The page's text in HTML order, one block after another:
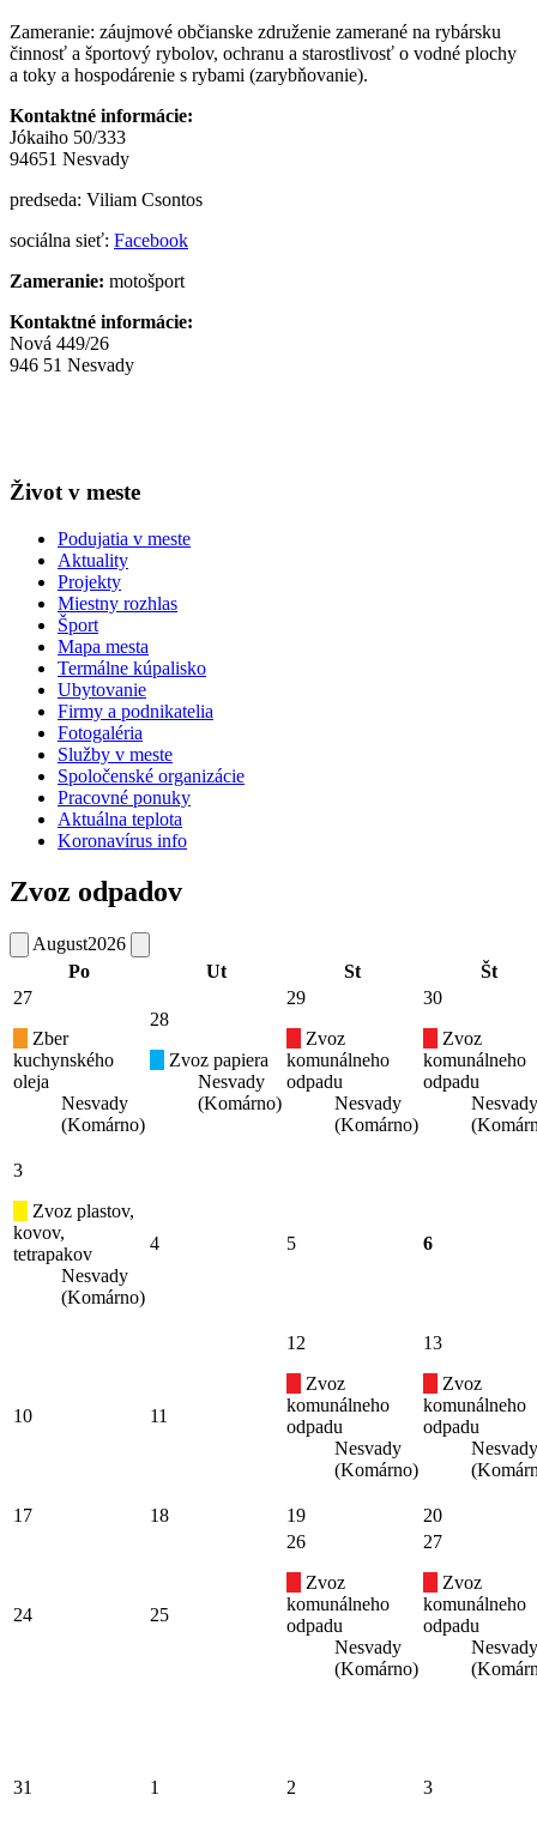
Zameranie: záujmové občianske združenie zamerané na rybársku
činnosť a športový rybolov, ochranu a starostlivosť o vodné plochy
a toky a hospodárenie s rybami (zarybňovanie).
Kontaktné informácie:
Jókaiho 50/333
94651 Nesvady
predseda: Viliam Csontos
sociálna sieť: Facebook
Zameranie: motošport
Kontaktné informácie:
Nová 449/26
946 51 Nesvady
Život v meste
Podujatia v meste
Aktuality
Projekty
Miestny rozhlas
Šport
Mapa mesta
Termálne kúpalisko
Ubytovanie
Firmy a podnikatelia
Fotogaléria
Služby v meste
Spoločenské organizácie
Pracovné ponuky
Aktuálna teplota
Koronavírus info
Zvoz odpadov
August2026
Po
Ut St
Št
27
Zber
kuchynského
oleja
Nesvady
(Komárno)
28
Zvoz papiera
Nesvady
(Komárno)
29
Zvoz
komunálneho
odpadu
Nesvady
(Komárno)
30
Zvoz
komunálneho
odpadu
Nesvady
3
Zvoz plastov,
kovov,
tetrapakov
Nesvady
(Komárno)
4 5 6
10 11
12
Zvoz
komunálneho
odpadu
Nesvady
(Komárno)
13
Zvoz
komunálneho
odpadu
Nesvady
17 18 19 20
24 25
26
Zvoz
komunálneho
odpadu
Nesvady
(Komárno)
27
Zvoz
komunálneho
odpadu
Nesvady
31 1 2 3